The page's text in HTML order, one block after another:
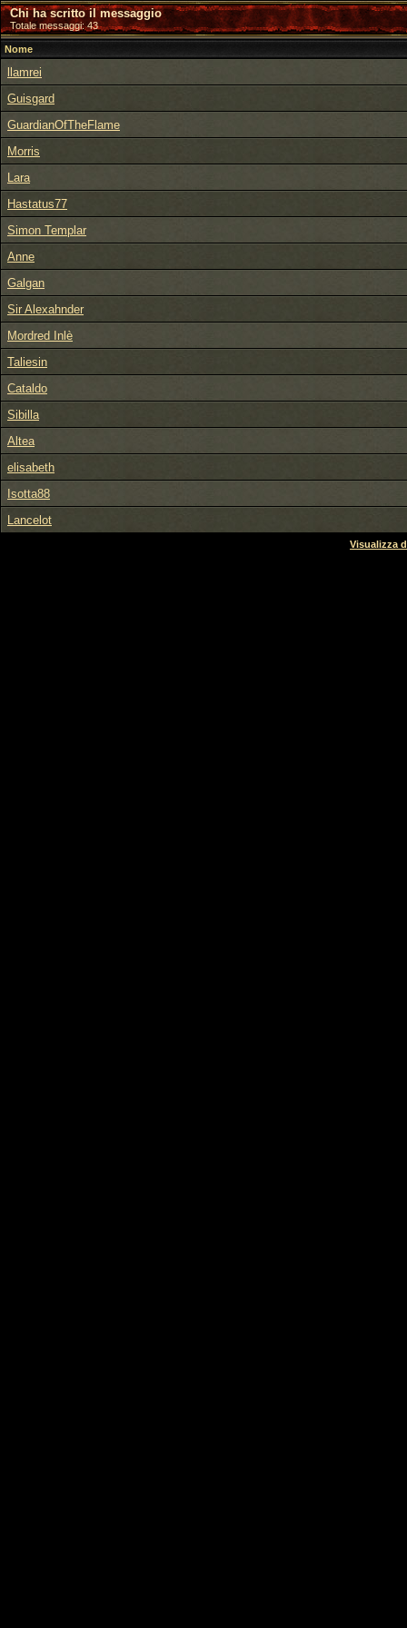
Chi ha scritto il messaggio
Totale messaggi: 43
Nome
llamrei
Guisgard
GuardianOfTheFlame
Morris
Lara
Hastatus77
Simon Templar
Anne
Galgan
Sir Alexahnder
Mordred Inlè
Taliesin
Cataldo
Sibilla
Altea
elisabeth
Isotta88
Lancelot
Visualizza